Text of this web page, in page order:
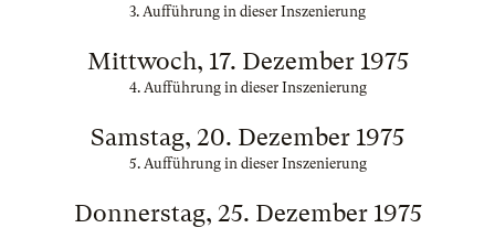
3. Aufführung in dieser Inszenierung
Mittwoch, 17. Dezember 1975
4. Aufführung in dieser Inszenierung
Samstag, 20. Dezember 1975
5. Aufführung in dieser Inszenierung
Donnerstag, 25. Dezember 1975